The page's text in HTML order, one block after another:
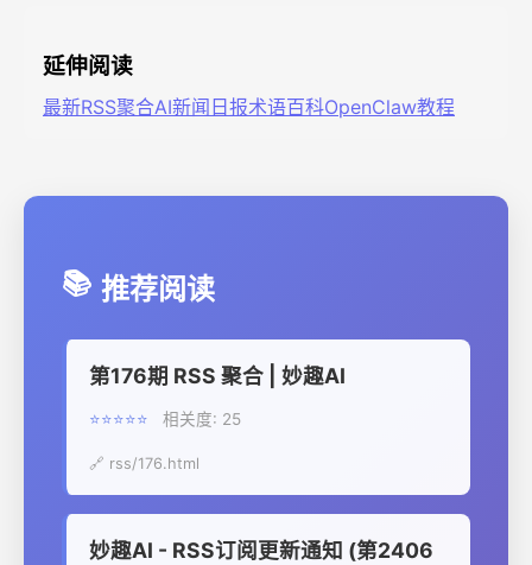
延伸阅读
最新RSS聚合AI新闻日报术语百科OpenClaw教程
📚 推荐阅读
第176期 RSS 聚合 | 妙趣AI
⭐⭐⭐⭐⭐ 相关度: 25
🔗 rss/176.html
妙趣AI - RSS订阅更新通知 (第2406